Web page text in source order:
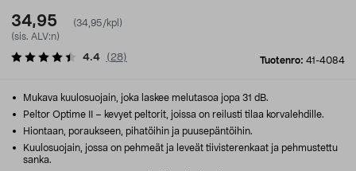
34,95
(34,95/kpl)
(sis. ALV:n)
Tuotenro: 41-4084
4.4 ( 28)
Mukava kuulosuojain, joka laskee melutasoa jopa 31 dB.
Peltor Optime II – kevyet peltorit, joissa on reilusti tilaa korvalehdille.
Hiontaan, poraukseen, pihatöihin ja puusepäntöihin.
Kuulosuojain, jossa on pehmeät ja leveät tiivisterenkaat ja pehmustettu
sanka.